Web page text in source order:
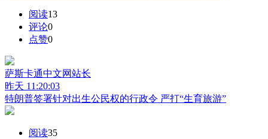
阅读13
评论0
点赞0
萨斯卡通中文网站长
昨天 11:20:03
特朗普签署针对出生公民权的行政令 严打“生育旅游”
阅读35